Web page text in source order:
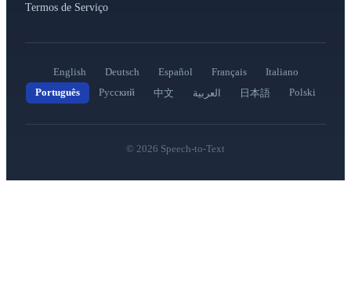
Termos de Serviço
English Deutsch Español Français
Italiano
Português
Русский 中文 العربية 日本語 Polski
© 2026 Speech-to-Text